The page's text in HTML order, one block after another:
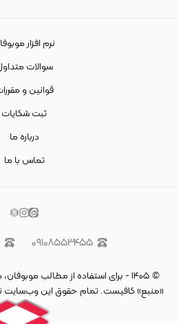
نرم افزار
سوالات
قوانین و
ثبت شکایات
درباره ما
تماس با ما
۰۹۱۰۸۵۵۳۴۵۵
©۱۴۰۵- برای استفاده از مطالب
«منبع» کافیست. تمام حقوق اين وب‌سايت